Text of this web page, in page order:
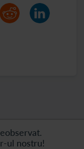
ul nostru!